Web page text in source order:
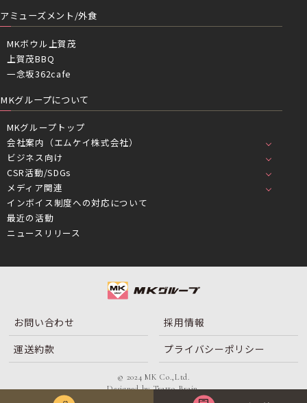
アミューズメント/外食
MKボウル上賀茂
上賀茂BBQ
一念坂362cafe
MKグループについて
MKグループトップ
会社案内（エムケイ株式会社）
ビジネス向け
CSR活動/SDGs
メディア関連
インボイス制度への対応について
最近の活動
ニュースリリース
お問い合わせ
採用情報
運送約款
プライバシーポリシー
© 2024 MK Co.,Ltd.
Designed byTratto Brain.